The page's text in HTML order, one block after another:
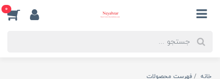
0
خانه
فهرست محصولات